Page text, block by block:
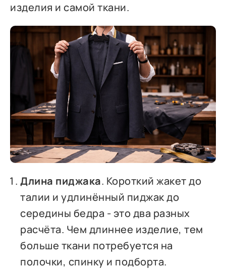
изделия и самой ткани.
Длина пиджака. Короткий жакет до
талии и удлинённый пиджак до
середины бедра - это два разных
расчёта. Чем длиннее изделие, тем
больше ткани потребуется на
полочки, спинку и подборта.